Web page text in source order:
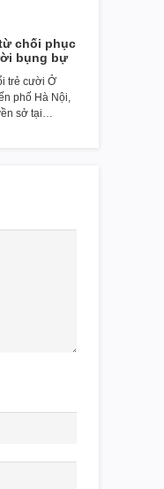
chối phục
bụng bự
trẻ cười Ở
phố Hà Nội,
sở tại…